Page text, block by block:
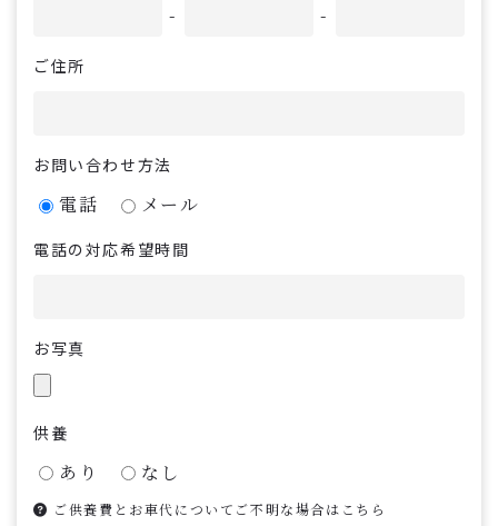
- -
ご住所
お問い合わせ方法
電話 メール
電話の対応希望時間
お写真
供養
あり なし
ご供養費とお車代についてご不明な場合はこちら